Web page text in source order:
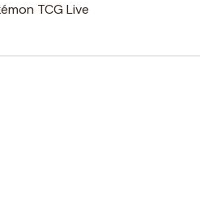
TCG Live